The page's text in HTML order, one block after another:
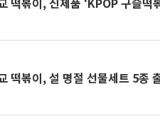
떡볶이, 설 명절 선물세트 5종